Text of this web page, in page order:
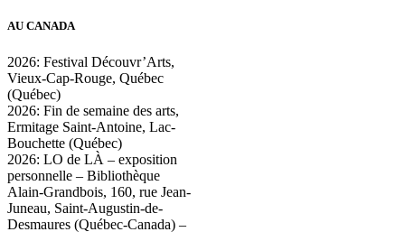
AU CANADA
2026: Festival Découvr’Arts,
Vieux-Cap-Rouge, Québec
(Québec)
2026: Fin de semaine des arts,
Ermitage Saint-Antoine, Lac-
Bouchette (Québec)
2026: LO de LÀ – exposition
personnelle – Bibliothèque
Alain-Grandbois, 160, rue Jean-
Juneau, Saint-Augustin-de-
Desmaures (Québec-Canada) –